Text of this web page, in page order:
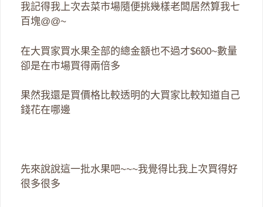
我記得我上次去菜市場隨便挑幾樣老闆居然算我七
百塊@@~
在大買家買水果全部的總金額也不過才$600~數量
卻是在市場買得兩倍多
果然我還是買價格比較透明的大買家比較知道自己
錢花在哪邊
先來說說這一批水果吧~~~我覺得比我上次買得好
很多很多